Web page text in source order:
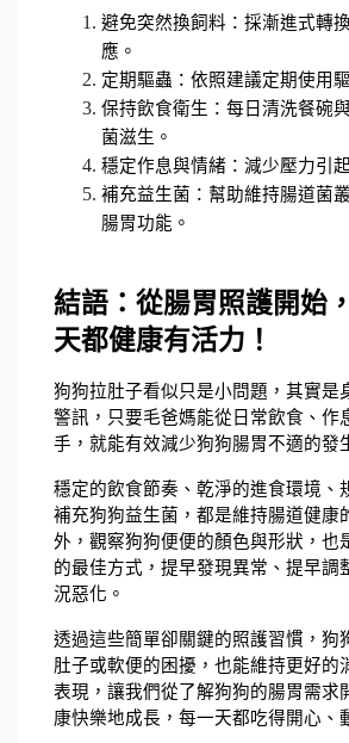
避免突然換飼料：採漸進式轉
應。
定期驅蟲：依照建議定期使用
保持飲食衛生：每日清洗餐碗
菌滋生。
穩定作息與情緒：減少壓力引
補充益生菌：幫助維持腸道菌
腸胃功能。
結語：從腸胃照護開始
天都健康有活力！
狗狗拉肚子看似只是小問題，其實是
警訊，只要毛爸媽能從日常飲食、作
手，就能有效減少狗狗腸胃不適的發
穩定的飲食節奏、乾淨的進食環境、
補充狗狗益生菌，都是維持腸道健康
外，觀察狗狗便便的顏色與形狀，也
的最佳方式，提早發現異常、提早調
況惡化。
透過這些簡單卻關鍵的照護習慣，狗
肚子或軟便的困擾，也能維持更好的
表現，讓我們從了解狗狗的腸胃需求
康快樂地成長，每一天都吃得開心、